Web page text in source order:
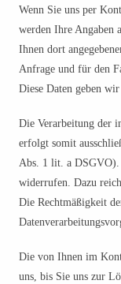
Wenn Sie uns per
werden Ihre Angaben
Ihnen dort
Anfrage und für den
Diese Daten geben
Die Verarbeitung der
erfolgt somit
Abs. 1 lit. a
widerrufen. Dazu
Die Rechtmäßigkeit
Die von Ihnen im
uns, bis Sie uns zur